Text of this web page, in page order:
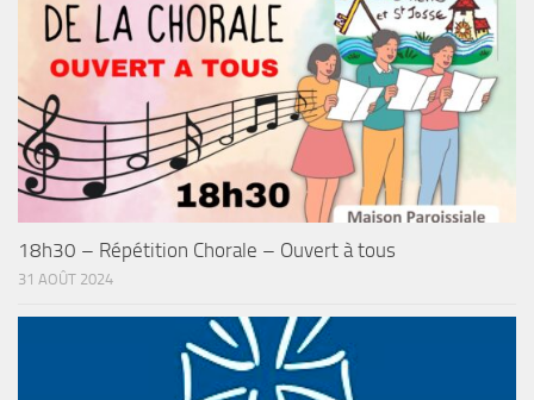
18h30 – Répétition Chorale – Ouvert à tous
31 AOÛT 2024